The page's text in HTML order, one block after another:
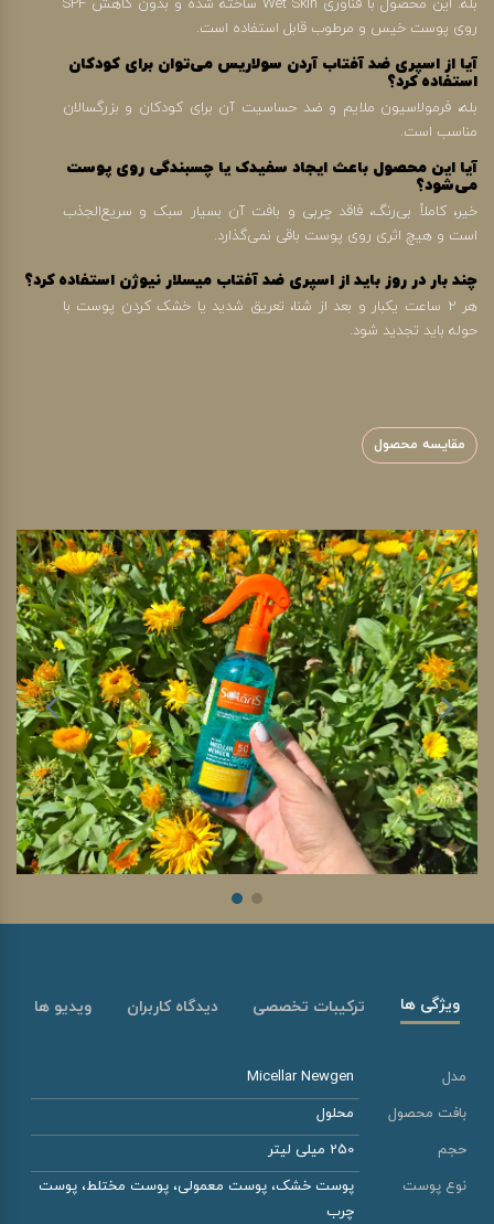
بله. این محصول با فناوری Wet Skin ساخته شده و بدون کاهش SPF
روی پوست خیس و مرطوب قابل استفاده است.
آیا از اسپری ضد آفتاب آردن سولاریس می‌توان برای کودکان
استفاده کرد؟
بله، فرمولاسیون ملایم و ضد حساسیت آن برای کودکان و بزرگسالان
مناسب است.
آیا این محصول باعث ایجاد سفیدک یا چسبندگی روی پوست
می‌شود؟
خیر، کاملاً بی‌رنگ، فاقد چربی و بافت آن بسیار سبک و سریع‌الجذب
است و هیچ اثری روی پوست باقی نمی‌گذارد.
چند بار در روز باید از اسپری ضد آفتاب میسلار نیوژن استفاده کرد؟
هر ۲ ساعت یکبار و بعد از شنا، تعریق شدید یا خشک کردن پوست با
حوله باید تجدید شود.
مقایسه محصول
ویژگی ها ترکیبات تخصصی دیدگاه کاربران ویدیو ها
مدل
Micellar Newgen
بافت محصول
محلول
حجم
250 میلی لیتر
نوع پوست
پوست خشک، پوست معمولی، پوست مختلط، پوست
چرب